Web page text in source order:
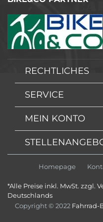
RECHTLICHES
SERVICE
MEIN KONTO
Homepage
*Alle Preise inkl. MwSt. zzgl.
Deutschlands
Copyright © 2022 Fahrrad-